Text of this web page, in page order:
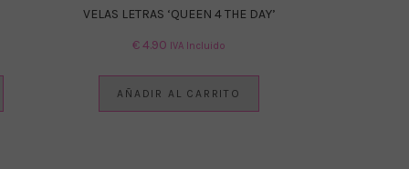
VELAS LETRAS ‘QUEEN 4 THE DAY’
€4.90 IVA Incluido
AÑADIR AL CARRITO